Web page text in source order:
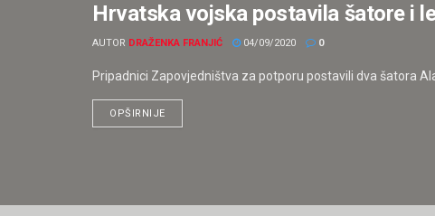
ISTAKNUTO
Hrvatska vojska postavila šatore i
AUTOR DRAŽENKA FRANJIĆ 04/09/2020 0
Pripadnici Zapovjedništva za potporu postavili dva šatora
OPŠIRNIJE